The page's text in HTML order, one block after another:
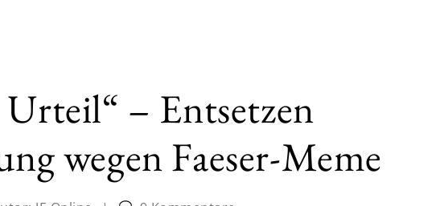
Urteil“ – Entsetzen
wegen Faeser-Meme